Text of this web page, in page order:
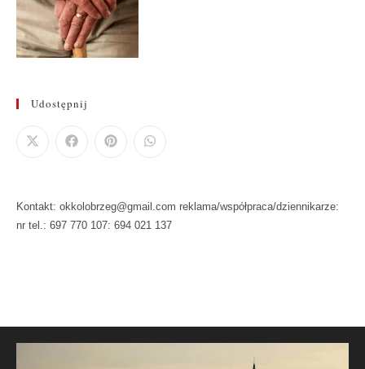
Udostępnij
Kontakt: okkolobrzeg@gmail.com reklama/współpraca/dziennikarze:
nr tel.: 697 770 107: 694 021 137